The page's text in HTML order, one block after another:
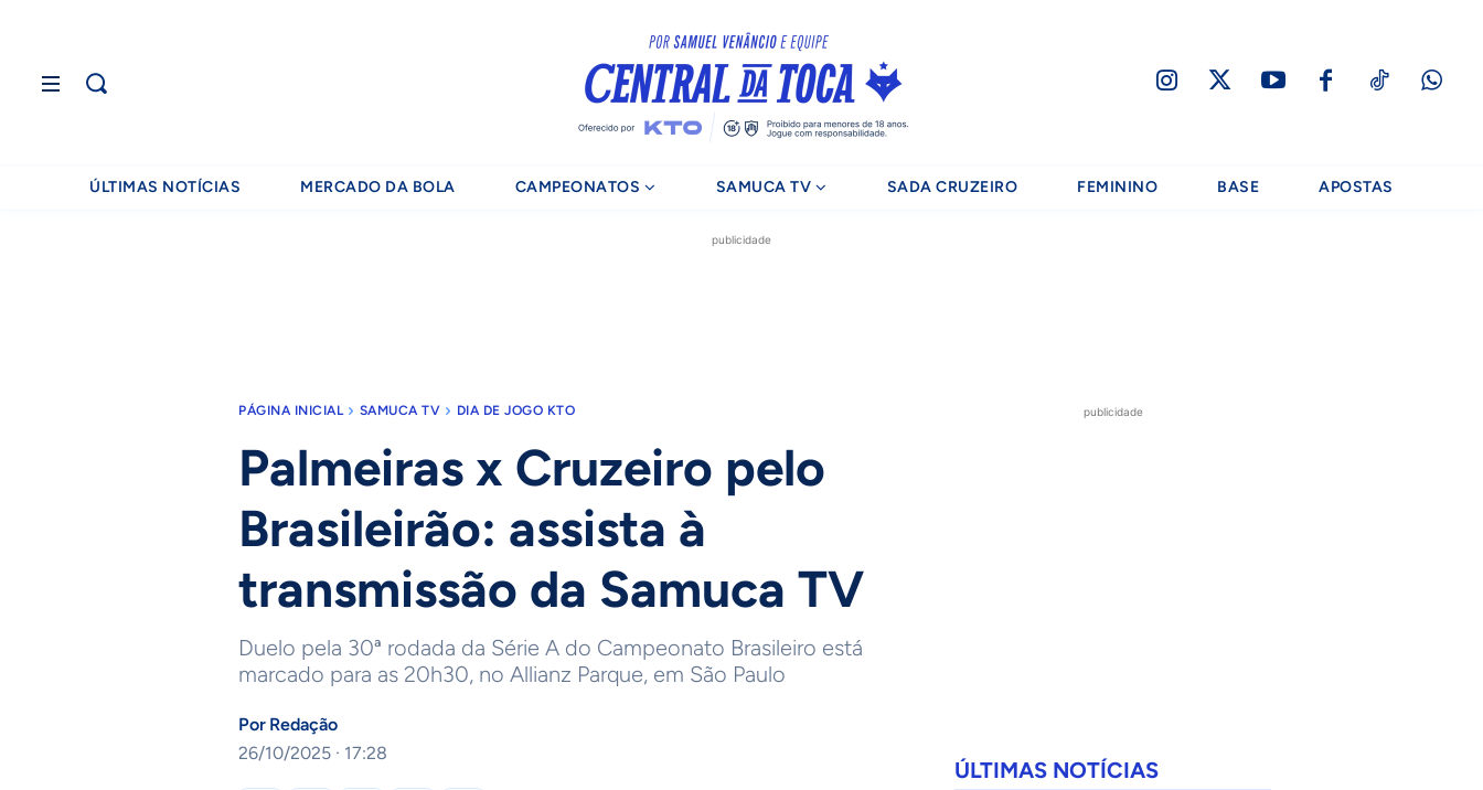
ÚLTIMAS NOTÍCIAS MERCADO DA BOLA CAMPEONATOS SAMUCA TV SADA CRUZEIRO FEMININO BASE APOSTAS
publicidade
PÁGINA INICIAL SAMUCA TV DIA DE JOGO KTO
Palmeiras x Cruzeiro pelo
Brasileirão: assista à
transmissão da Samuca TV
Duelo pela 30ª rodada da Série A do Campeonato Brasileiro está
marcado para as 20h30, no Allianz Parque, em São Paulo
Por Redação
26/10/2025 · 17:28
publicidade
ÚLTIMAS NOTÍCIAS